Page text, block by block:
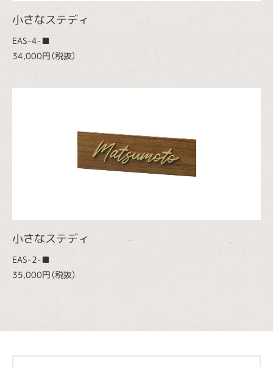
小さなステディ
EAS-4-■
34,000円（税抜）
小さなステディ
EAS-2-■
35,000円（税抜）